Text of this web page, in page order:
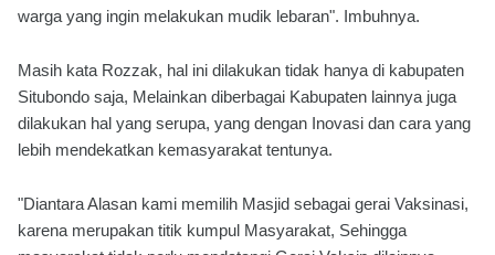
warga yang ingin melakukan mudik lebaran". Imbuhnya.
Masih kata Rozzak, hal ini dilakukan tidak hanya di kabupaten
Situbondo saja, Melainkan diberbagai Kabupaten lainnya juga
dilakukan hal yang serupa, yang dengan Inovasi dan cara yang
lebih mendekatkan kemasyarakat tentunya.
"Diantara Alasan kami memilih Masjid sebagai gerai Vaksinasi,
karena merupakan titik kumpul Masyarakat, Sehingga